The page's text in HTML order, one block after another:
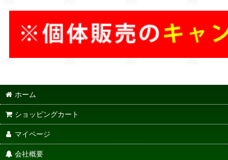
ホーム
ショッピングカート
マイページ
会社概要